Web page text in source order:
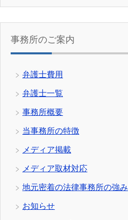
事務所のご案内
弁護士費用
弁護士一覧
事務所概要
当事務所の特徴
メディア掲載
メディア取材対応
地元密着の法律事務所の強み
お知らせ